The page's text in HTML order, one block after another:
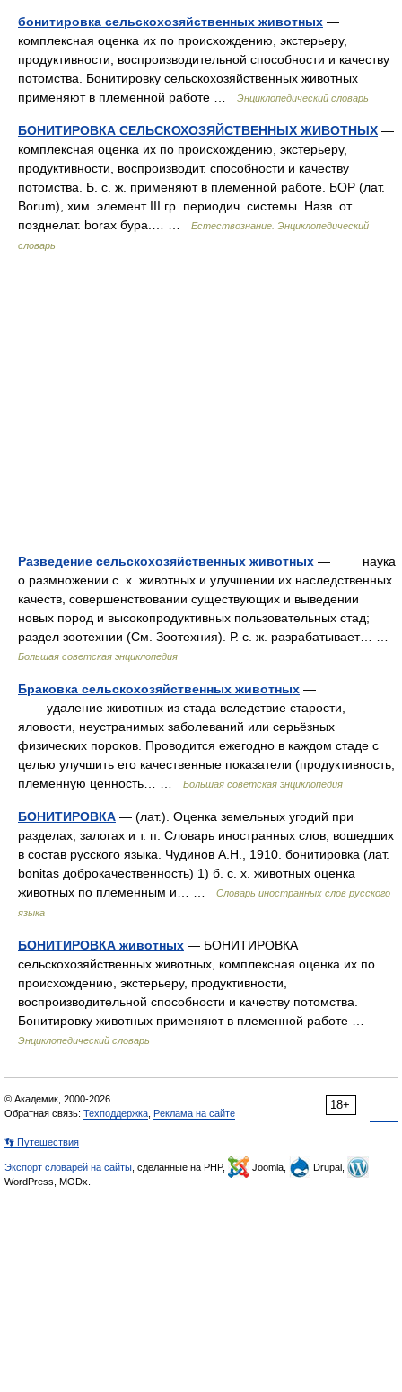
бонитировка сельскохозяйственных животных —
комплексная оценка их по происхождению, экстерьеру,
продуктивности, воспроизводительной способности и качеству
потомства. Бонитировку сельскохозяйственных животных
применяют в племенной работе …
Энциклопедический словарь
БОНИТИРОВКА СЕЛЬСКОХОЗЯЙСТВЕННЫХ ЖИВОТНЫХ —
комплексная оценка их по происхождению, экстерьеру,
продуктивности, воспроизводит. способности и качеству
потомства. Б. с. ж. применяют в племенной работе. БОР (лат.
Borum), хим. элемент III гр. периодич. системы. Назв. от
позднелат. borax бура.… …
Естествознание. Энциклопедический
словарь
Разведение сельскохозяйственных животных — наука
о размножении с. х. животных и улучшении их наследственных
качеств, совершенствовании существующих и выведении
новых пород и высокопродуктивных пользовательных стад;
раздел зоотехнии (См. Зоотехния). Р. с. ж. разрабатывает… …
Большая советская энциклопедия
Браковка сельскохозяйственных животных —
удаление животных из стада вследствие старости,
яловости, неустранимых заболеваний или серьёзных
физических пороков. Проводится ежегодно в каждом стаде с
целью улучшить его качественные показатели (продуктивность,
племенную ценность… …
Большая советская энциклопедия
БОНИТИРОВКА — (лат.). Оценка земельных угодий при
разделах, залогах и т. п. Словарь иностранных слов, вошедших
в состав русского языка. Чудинов А.Н., 1910. бонитировка (лат.
bonitas доброкачественность) 1) б. с. х. животных оценка
животных по племенным и… …
Словарь иностранных слов русского
языка
БОНИТИРОВКА животных — БОНИТИРОВКА
сельскохозяйственных животных, комплексная оценка их по
происхождению, экстерьеру, продуктивности,
воспроизводительной способности и качеству потомства.
Бонитировку животных применяют в племенной работе …
Энциклопедический словарь
18+
© Академик, 2000-2026
Обратная связь: Техподдержка Реклама на сайте
👣 Путешествия
Экспорт словарей на сайты , сделанные на PHP, Joomla,
Drupal,
WordPress, MODx.